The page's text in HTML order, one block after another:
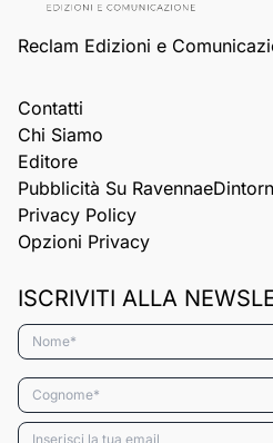
Reclam Edizioni e
Contatti
Chi Siamo
Editore
Pubblicità Su
Privacy Policy
Opzioni Privacy
ISCRIVITI ALLA
Nome*
Cognome*
Email*